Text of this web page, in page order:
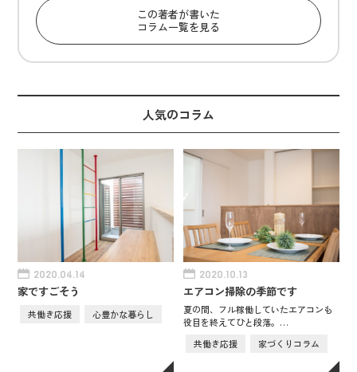
この著者が書いた
コラム一覧を見る
人気のコラム
2020.04.14
家ですごそう
共働き応援 心豊かな暮らし
2020.10.13
エアコン掃除の季節です
夏の間、フル稼働していたエアコンも
役目を終えてひと段落。…
共働き応援
家づくりコラム